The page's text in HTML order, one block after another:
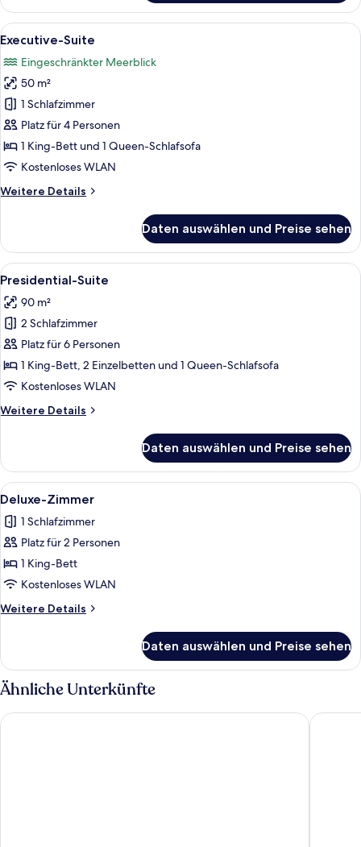
Suite
(panoramic
view)
Alle
Fotos
für
Executive-
Suite
anzeigen
Ein Whirlpool auf einem Balkon mit
11
Executive-Suite
Eingeschränkter Meerblick
50 m²
1 Schlafzimmer
Platz für 4 Personen
1 King-Bett und 1 Queen-Schlafsofa
Kostenloses WLAN
Weitere Details
Weitere
Suite
Daten auswählen und Preise sehen
Alle
Fotos
für
Presidential-
Suite
anzeigen
Ein geräumiges Wohnzimmer mit
15
Presidential-Suite
90 m²
2 Schlafzimmer
Platz für 6 Personen
1 King-Bett, 2 Einzelbetten und 1 Queen-Schlafsofa
Kostenloses WLAN
Weitere Details
Weitere
Suite
Daten auswählen und Preise sehen
Alle
Fotos
für
Deluxe-
Zimmer
anzeigen
Ein Wohnzimmer mit einer Couch,
4
Deluxe-Zimmer
1 Schlafzimmer
Platz für 2 Personen
1 King-Bett
Kostenloses WLAN
Weitere Details
Weitere
Zimmer
Daten auswählen und Preise sehen
Ähnliche Unterkünfte
Radisson Blu Resort & Spa, Split Hotel